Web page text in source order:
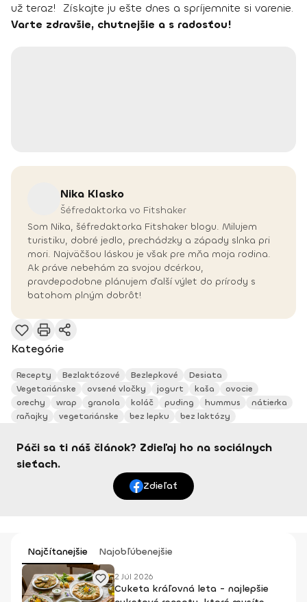
už teraz! Získajte ju ešte dnes a spríjemnite si varenie.
Varte zdravšie, chutnejšie a s radosťou!
Nika Klasko
Šéfredaktorka vo Fitshaker
Som Nika, šéfredaktorka Fitshaker blogu. Milujem
turistiku, dobré jedlo, prechádzky a západy slnka pri
mori. Najväčšou láskou je však pre mňa moja rodina.
Ak práve nebehám za svojou dcérkou,
pravdepodobne plánujem ďalší výlet do prírody s
batohom plným dobrôt!
Kategórie
Recepty Bezlaktózové Bezlepkové
Desiata
Vegetariánske
ovsené vločky jogurt kaša
ovocie
orechy
wrap granola koláč puding hummus
nátierka
raňajky
vegetariánske bez lepku bez laktózy
Páči sa ti náš článok? Zdieľaj ho na sociálnych
sieťach.
Zdieľať
Najčítanejšie Najobľúbenejšie
2 Júl 2026
Cuketa kráľovná leta - najlepšie